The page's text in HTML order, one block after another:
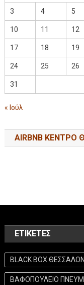
3 4 5
10 11 12
17 18 19
24 25 26
31
« Ιούλ
AIRBNB ΚΕΝΤΡΟ
ΕΤΙΚΈΤΕΣ
BLACK BOX
ΒΑΦΟΠΟΥΛΕΙΟ